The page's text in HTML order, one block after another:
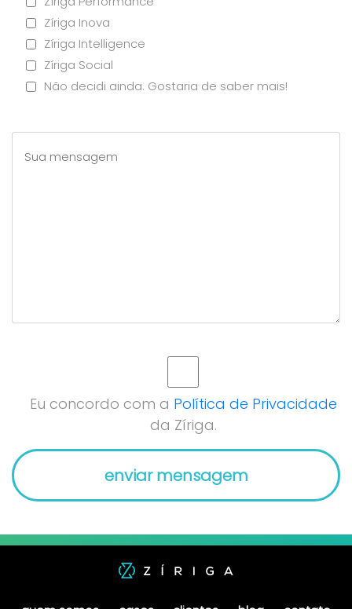
Zíriga Inova
Zíriga Intelligence
Zíriga Social
Não decidi ainda. Gostaria de saber mais!
Eu concordo com a Política de Privacidade
da Zíriga.